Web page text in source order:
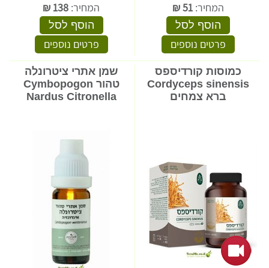
המחיר: 51
₪
הוסף לסל
פרטים נוספים
המחיר: 138
₪
הוסף לסל
פרטים נוספים
כמוסות קורדיספס
Cordyceps sinensis
ברא צמחים
שמן אתרי ציטרונלה
טהור Cymbopogon
Nardus Citronella